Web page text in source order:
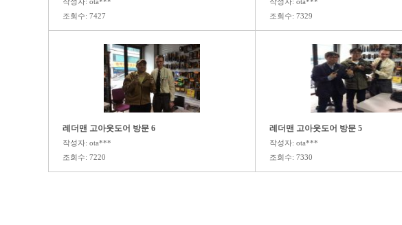
조회수: 7427
조회수: 7329
레더맨 고아웃도어 방문 6
작성자: ota***
조회수: 7220
레더맨 고아웃도어 방문 5
작성자: ota***
조회수: 7330